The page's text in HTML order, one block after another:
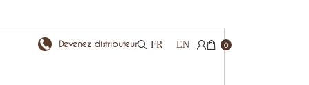
Devenez distributeur FR EN 0